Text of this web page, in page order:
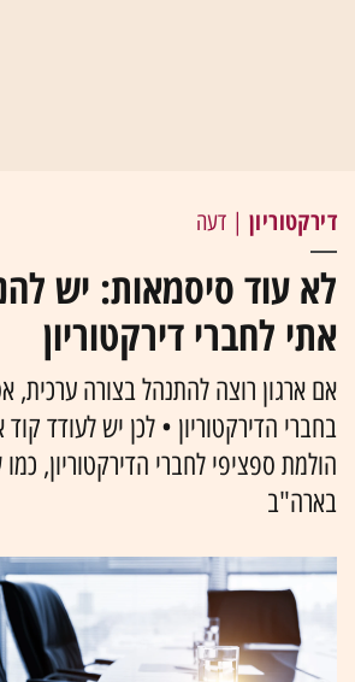
דירקטוריון | דעה
לא עוד סיסמאות: יש
אתי לחברי דירקטוריון
אם ארגון רוצה להתנהל בצורה ערכית,
בחברי הדירקטוריון • לכן יש לעודד
הולמת ספציפי לחברי הדירקטוריון,
בארה"ב